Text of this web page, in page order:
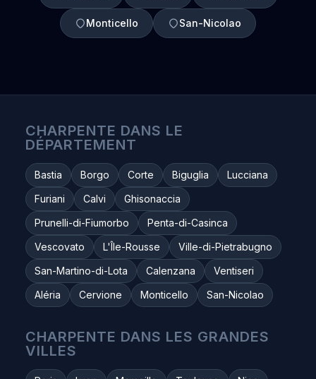
Monticello San-Nicolao
CHARPENTE DANS LE
DÉPARTEMENT
Bastia Borgo Corte Biguglia
Lucciana
Furiani
Calvi
Ghisonaccia
Prunelli-di-Fiumorbo
Penta-di-Casinca
Vescovato
L'Île-Rousse
Ville-di-Pietrabugno
San-Martino-di-Lota
Calenzana
Ventiseri
Aléria
Cervione Monticello San-Nicolao
CHARPENTE DANS LES GRANDES
VILLES